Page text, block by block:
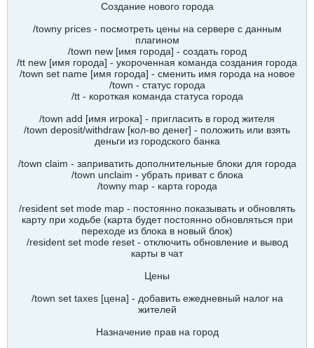
Создание нового города
/towny prices - посмотреть цены на сервере с данным
плагином
/town new [имя города] - создать город
/tt new [имя города] - укороченная команда создания города
/town set name [имя города] - сменить имя города на новое
/town - статус города
/tt - короткая команда статуса города
/town add [имя игрока] - пригласить в город жителя
/town deposit/withdraw [кол-во денег] - положить или взять
деньги из городского банка
/town claim - заприватить дополнительные блоки для города
/town unclaim - убрать приват с блока
/towny map - карта города
/resident set mode map - постоянно показывать и обновлять
карту при ходьбе (карта будет постоянно обновляться при
переходе из блока в новый блок)
/resident set mode reset - отключить обновление и вывод
карты в чат
Цены
/town set taxes [цена] - добавить ежедневный налог на
жителей
Назначение прав на город